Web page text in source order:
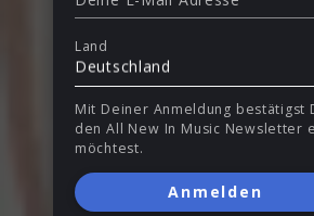
Land
Deutschland
Mit Deiner Anmeldung bestätigst
den All New In Music Newsletter
möchtest.
Anmelden